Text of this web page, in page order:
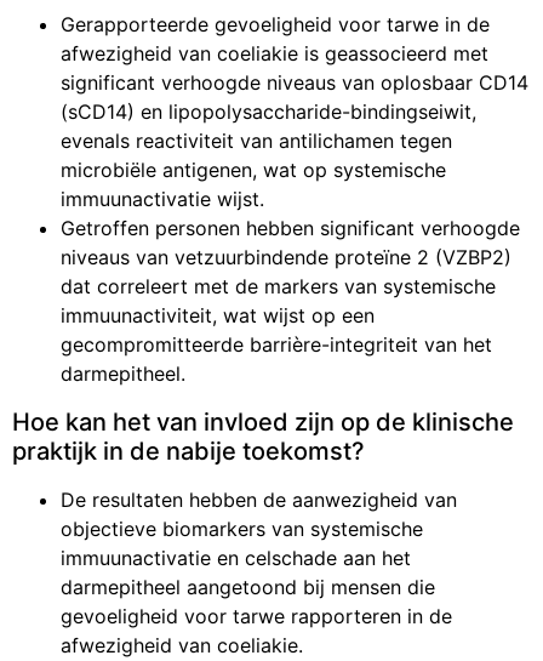
Gerapporteerde gevoeligheid voor tarwe in de
afwezigheid van coeliakie is geassocieerd met
significant verhoogde niveaus van oplosbaar CD14
(sCD14) en lipopolysaccharide-bindingseiwit,
evenals reactiviteit van antilichamen tegen
microbiële antigenen, wat op systemische
immuunactivatie wijst.
Getroffen personen hebben significant verhoogde
niveaus van vetzuurbindende proteïne 2 (VZBP2)
dat correleert met de markers van systemische
immuunactiviteit, wat wijst op een
gecompromitteerde barrière-integriteit van het
darmepitheel.
Hoe kan het van invloed zijn op de klinische
praktijk in de nabije toekomst?
De resultaten hebben de aanwezigheid van
objectieve biomarkers van systemische
immuunactivatie en celschade aan het
darmepitheel aangetoond bij mensen die
gevoeligheid voor tarwe rapporteren in de
afwezigheid van coeliakie.